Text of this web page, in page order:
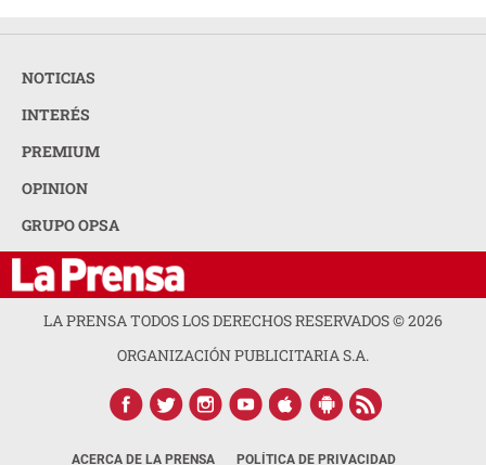
NOTICIAS
INTERÉS
PREMIUM
OPINION
GRUPO OPSA
LA PRENSA TODOS LOS DERECHOS RESERVADOS ©2026
ORGANIZACIÓN PUBLICITARIA S.A.
ACERCA DE LA PRENSA POLÍTICA DE PRIVACIDAD